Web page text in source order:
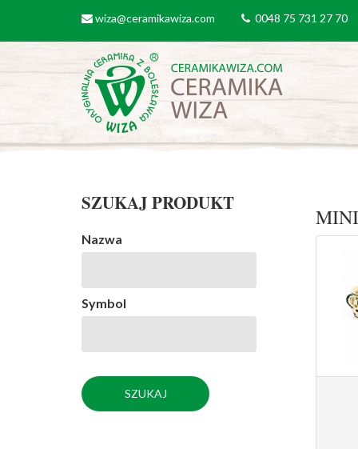
email
wiza@ceramikawiza.com tel0048 75 731 27 70
SZUKAJ PRODUKT
Nazwa
Symbol